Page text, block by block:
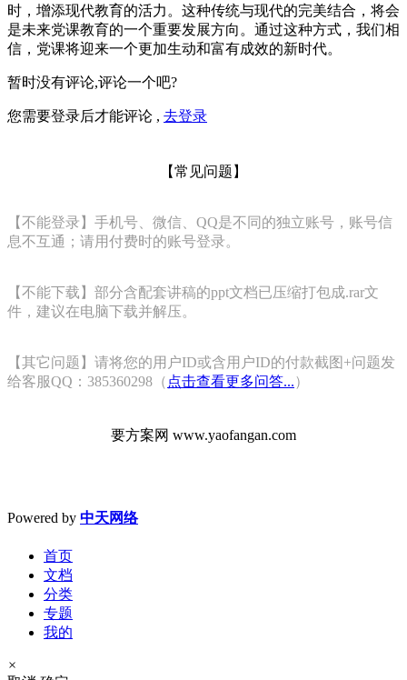
时，增添现代教育的活力。这种传统与现代的完美结合，将会
是未来党课教育的一个重要发展方向。通过这种方式，我们相
信，党课将迎来一个更加生动和富有成效的新时代。
暂时没有评论,评论一个吧?
您需要登录后才能评论 , 去登录
【常见问题】
【不能登录】手机号、微信、QQ是不同的独立账号，账号信
息不互通；请用付费时的账号登录。
【不能下载】部分含配套讲稿的ppt文档已压缩打包成.rar文
件，建议在电脑下载并解压。
【其它问题】请将您的用户ID或含用户ID的付款截图+问题发
给客服QQ：385360298（ 点击查看更多问答...）
要方案网 www.yaofangan.com
Powered by 中天网络
首页
文档
分类
专题
我的
×